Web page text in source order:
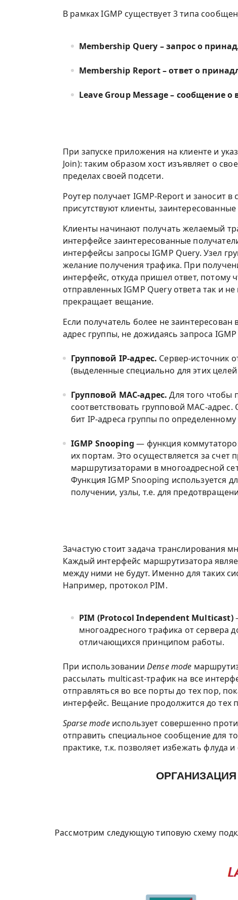
В рамках IGMP существует 3 типа
Membership Query – запрос о
Membership Report – ответ о
Leave Group Message – сообщение
При запуске приложения на клиенте и
Join): таким образом хост изъявляет о
пределах своей подсети.
Роутер получает IGMP-Report и
присутствуют клиенты,
Клиенты начинают получать желаемый
интерфейсе заинтересованные
интерфейсы запросы IGMP Query. Узел
желание получения трафика. При
интерфейс, откуда пришел ответ, потому
отправленных IGMP Query ответа так и
прекращает вещание.
Если получатель более не
адрес группы, не дожидаясь запроса
Групповой IP-адрес. Сервер-источник
(выделенные специально для этих
Групповой MAC-адрес.Для того чтобы
соответствовать групповой MAC-
бит IP-адреса группы по определенному
IGMP Snooping— функция
их портам. Это осуществляется за
маршрутизаторами в многоадресной
Функция IGMP Snooping используется
получении, узлы, т.е. для
Зачастую стоит задача транслирования
Каждый интерфейс маршрутизатора
между ними не будут. Именно для таких
Например, протокол PIM.
PIM (Protocol Independent Multicast)
многоадресного трафика от сервера
отличающихся принципом работы.
При использовании Dense mode
рассылать multicast-трафик на все
отправляться во все порты до тех пор,
интерфейс. Вещание продолжится до тех
Sparse modeиспользует совершенно
отправить специальное сообщение для
практике, т.к. позволяет избежать флуда
ОРГАНИЗАЦИЯ
Рассмотрим следующую типовую схему